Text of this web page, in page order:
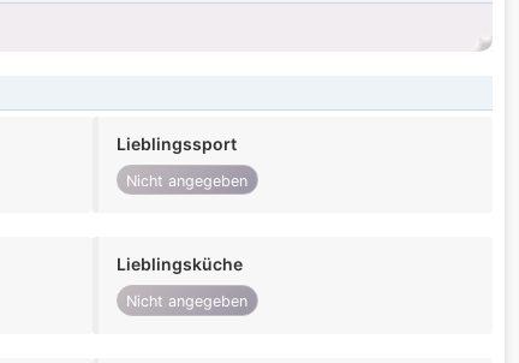
Lieblingssport
Nicht angegeben
Lieblingsküche
Nicht angegeben